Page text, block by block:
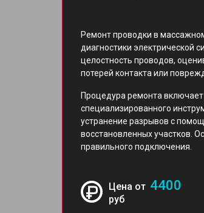
Ремонт проводки в
диагностики электрической
целостность проводов,
потерей контакта или
Процедура ремонта
специализированного
устранение разрывов с
восстановленных участков.
правильного подключения.
Цена от 4400
руб